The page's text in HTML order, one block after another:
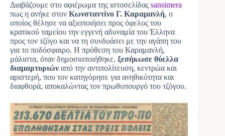
Διαβάζουμε στο αφιέρωμα της ιστοσελίδας sansimera
πως η ανήκε στον Κωνσταντίνο Γ. Καραμανλή, ο
οποίος θέλησε να αξιοποιήσει προς όφελος του
κρατικού ταμείου την εγγενή αδυναμία του Έλληνα
προς τον τζόγο και να τη συνδυάσει με την αγάπη του
για το ποδόσφαιρο. Η πρόθεση του Καραμανλή,
μάλιστα, όταν δημοσιοποιήθηκε, ξεσήκωσε θύελλα
διαμαρτυριών από την αντιπολίτευση, κεντρώα και
αριστερή, που τον κατηγόρησε για ανηθικότητα και
διαφθορά, αποκαλώντας τον πρωθυπουργό του τζόγου.